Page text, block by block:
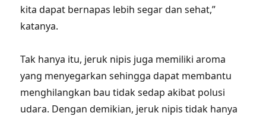
kita dapat bernapas lebih segar dan sehat,”
katanya.
Tak hanya itu, jeruk nipis juga memiliki aroma
yang menyegarkan sehingga dapat membantu
menghilangkan bau tidak sedap akibat polusi
udara. Dengan demikian, jeruk nipis tidak hanya